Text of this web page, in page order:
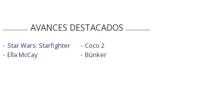
AVANCES DESTACADOS
Star Wars: Starfighter
Ella McCay
Coco 2
Búnker